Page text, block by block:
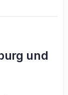
und